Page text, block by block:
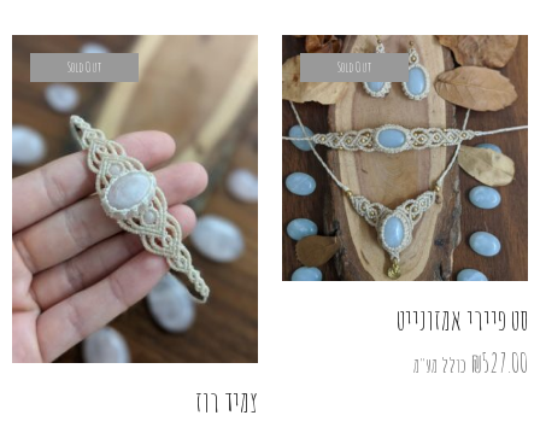
Sold Out
סט פיירי אמזונייט
₪527.00 כולל מע"מ
Sold Out
צמיד רוז